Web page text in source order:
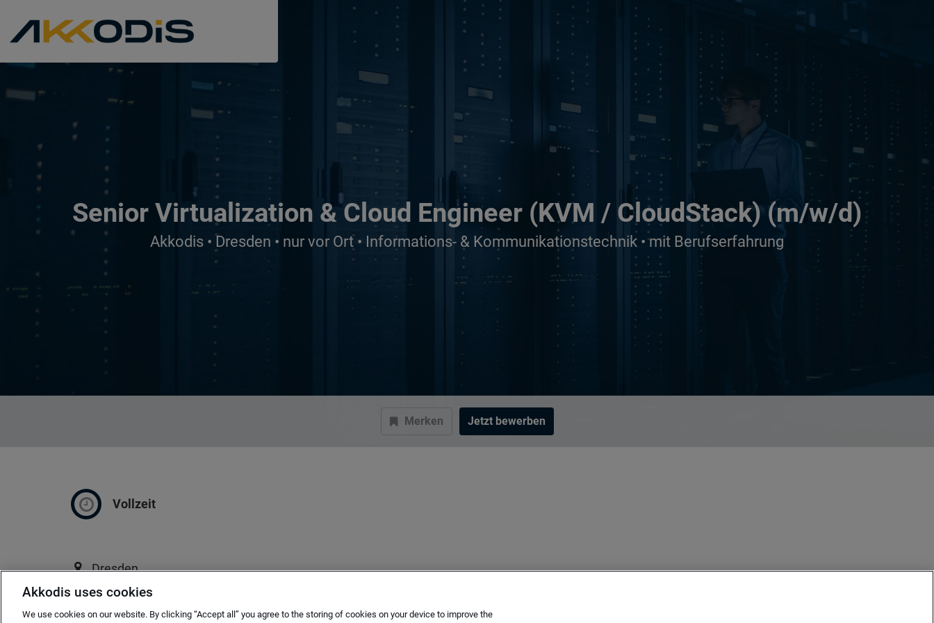
Senior Virtualization & Cloud Engineer (KVM / CloudStack) (m/w/d)
Akkodis • Dresden • nur vor Ort • Informations- & Kommunikationstechnik • mit Berufserfahrung
Merken Jetzt bewerben
Vollzeit
Dresden
ab sofort
Akkodis uses cookies
We use cookies on our website. By clicking “Accept all” you agree to the storing of cookies on your device to improve the